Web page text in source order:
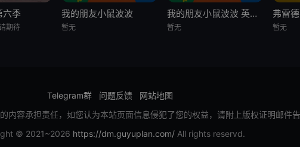
六季
期待
我的朋友小鼠波波
暂无
我的朋友小鼠波波 英语版
暂无
弗雷
暂无
Telegram群 问题反馈
网站地图
内容承担责任，如您认为本站页面信息侵犯了您的权益，请附上版权证明邮件
© 2021~2026 https://dm.guyuplan.com/ All rights reservd.